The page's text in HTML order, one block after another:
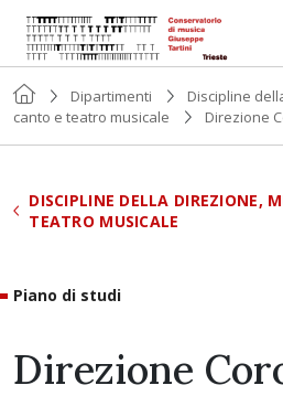
Dipartimenti
Discipline
canto e teatro musicale
Direzione
DISCIPLINE DELLA DIREZIONE,
TEATRO MUSICALE
Piano di studi
Direzione